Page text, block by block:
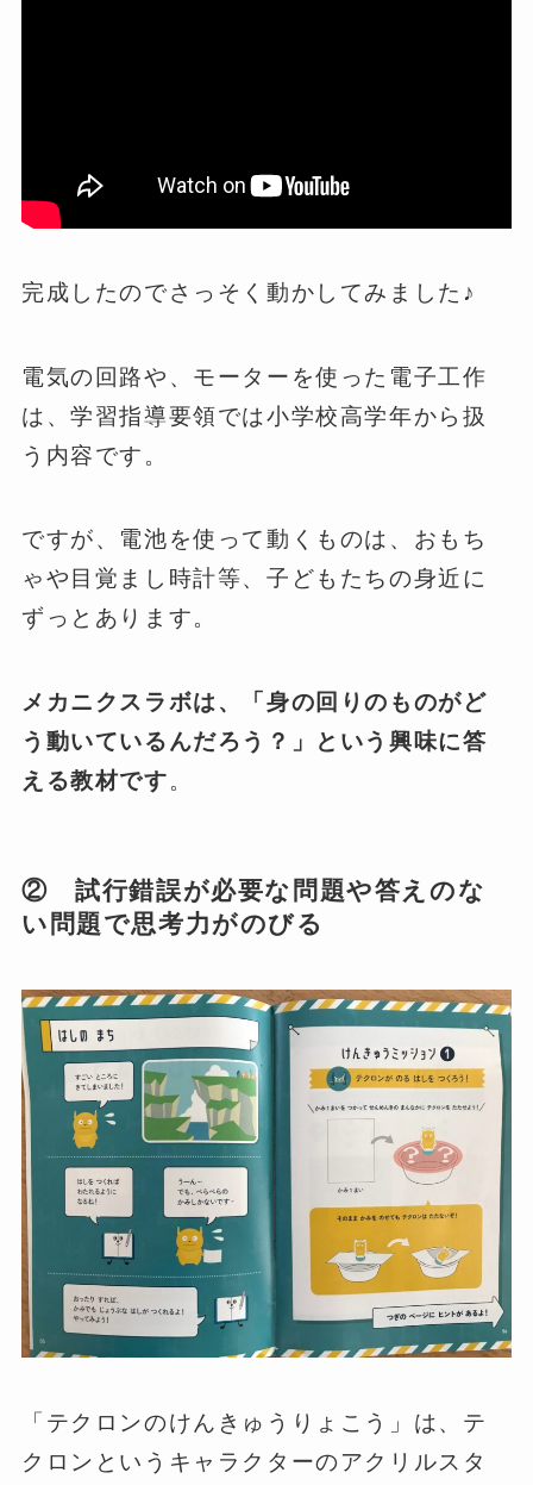
完成したのでさっそく動かしてみました♪
電気の回路や、モーターを使った電子工作
は、学習指導要領では小学校高学年から扱
う内容です。
ですが、電池を使って動くものは、おもち
ゃや目覚まし時計等、子どもたちの身近に
ずっとあります。
メカニクスラボは、「身の回りのものがど
う動いているんだろう？」という興味に答
える教材です。
② 試行錯誤が必要な問題や答えのな
い問題で思考力がのびる
「テクロンのけんきゅうりょこう」は、テ
クロンというキャラクターのアクリルスタ